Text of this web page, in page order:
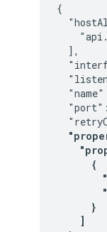
{
  ],
      {
      }
    ]